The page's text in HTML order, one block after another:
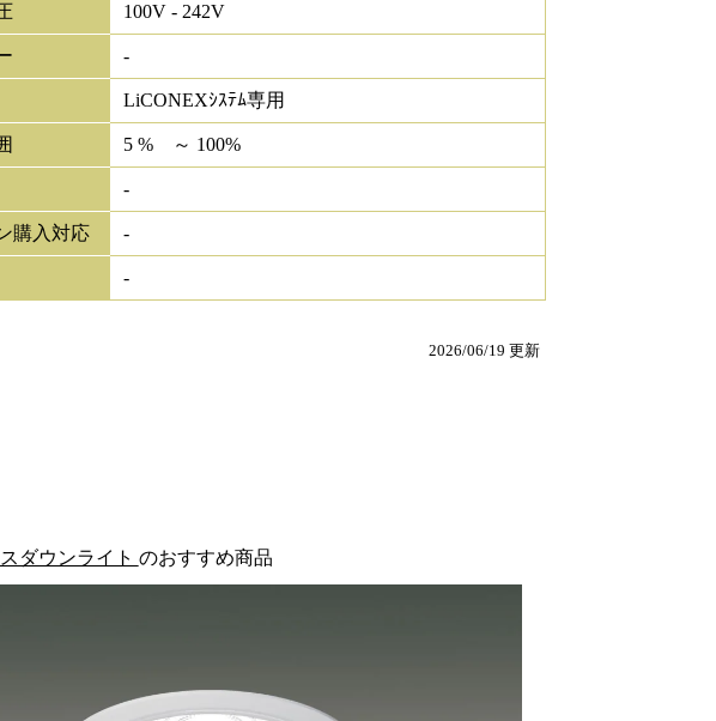
100V - 242V
-
LiCONEXｼｽﾃﾑ専用
5 % ～ 100%
-
購入対応 -
-
2026/06/19 更新
ダウンライト のおすすめ商品